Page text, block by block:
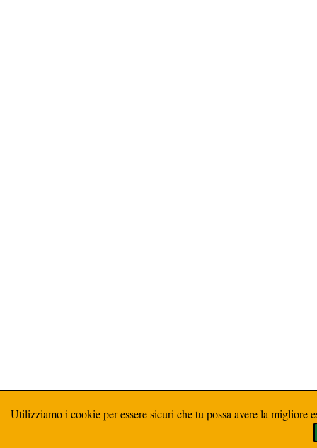
Utilizziamo i cookie per essere sicuri che tu possa avere la migliore